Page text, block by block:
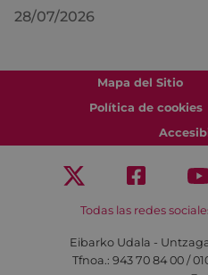
28/07/2026
Mapa del Sitio
Política de cookies
Todas las redes
Eibarko Udala -
Tfnoa.: 943 70 84 00 /